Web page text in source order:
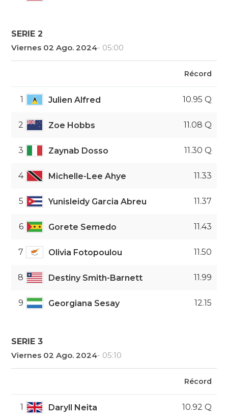
SERIE 2
Viernes 02 Ago. 2024- 05:00
Récord
1 Julien Alfred 10.95 Q
2 Zoe Hobbs 11.08 Q
3 Zaynab Dosso 11.30 Q
4 Michelle-Lee Ahye 11.33
5 Yunisleidy Garcia Abreu 11.37
6 Gorete Semedo 11.43
7 Olivia Fotopoulou 11.50
8 Destiny Smith-Barnett 11.99
9 Georgiana Sesay 12.15
SERIE 3
Viernes 02 Ago. 2024- 05:10
Récord
1 Daryll Neita 10.92 Q